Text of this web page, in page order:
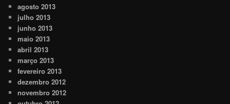
agosto 2013
julho 2013
junho 2013
maio 2013
abril 2013
março 2013
fevereiro 2013
dezembro 2012
novembro 2012